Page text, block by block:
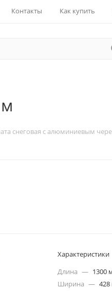
Контакты Как купить
снеговая с алюминиевым
Характеристики
Длина — 1300
Ширина —